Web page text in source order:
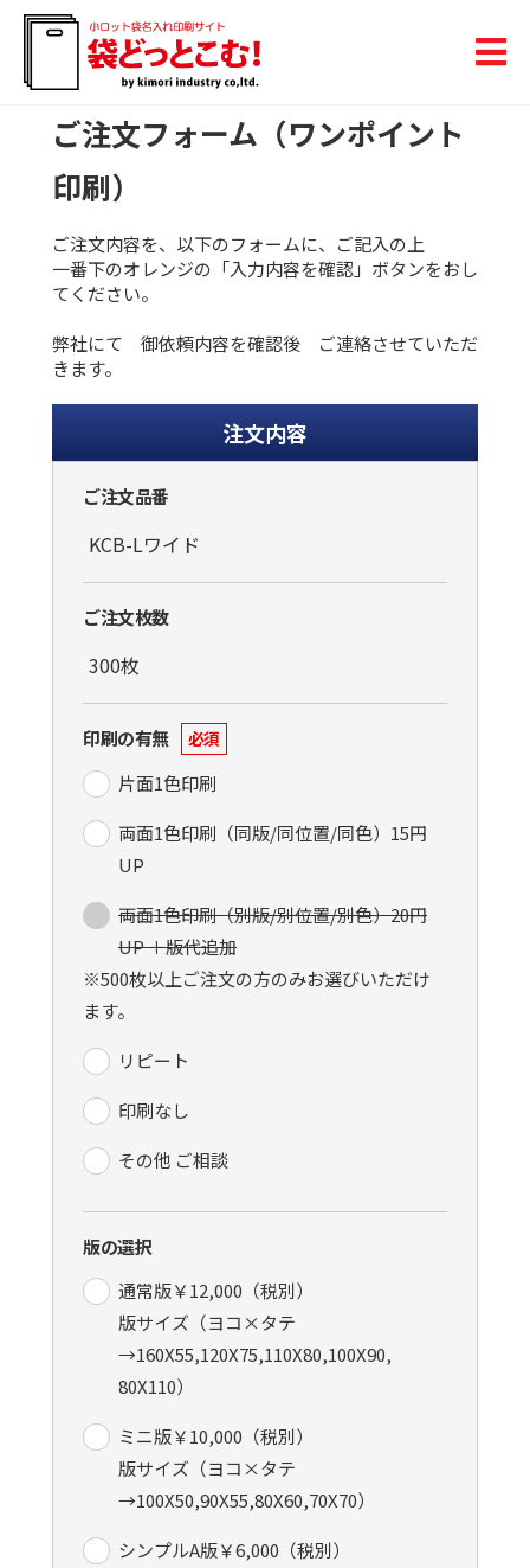
ご注文フォーム（ワンポイント
印刷）
ご注文内容を、以下のフォームに、ご記入の上
一番下のオレンジの「入力内容を確認」ボタンをおし
てください。
弊社にて 御依頼内容を確認後 ご連絡させていただ
きます。
注文内容
ご注文品番
ご注文枚数
印刷の有無 必須
片面1色印刷
両面1色印刷（同版/同位置/同色）15円
UP
両面1色印刷（別版/別位置/別色）20円
UP ＋版代追加
※500枚以上ご注文の方のみお選びいただけ
ます。
リピート
印刷なし
その他 ご相談
版の選択
通常版￥12,000（税別）
版サイズ（ヨコ×タテ
→160X55,120X75,110X80,100X90,
80X110）
ミニ版￥10,000（税別）
版サイズ（ヨコ×タテ
→100X50,90X55,80X60,70X70）
シンプルA版￥6,000（税別）